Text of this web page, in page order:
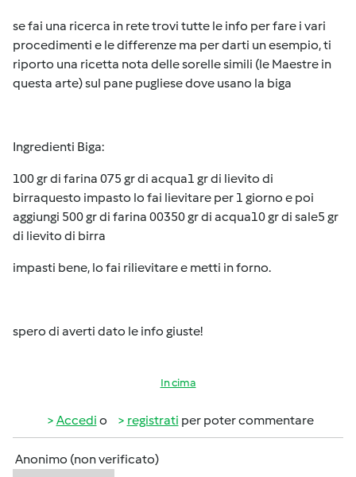
se fai una ricerca in rete trovi tutte le info per fare i vari
procedimenti e le differenze ma per darti un esempio, ti
riporto una ricetta nota delle sorelle simili (le Maestre in
questa arte) sul pane pugliese dove usano la biga
Ingredienti Biga:
100 gr di farina 075 gr di acqua1 gr di lievito di
birraquesto impasto lo fai lievitare per 1 giorno e poi
aggiungi 500 gr di farina 00350 gr di acqua10 gr di sale5 gr
di lievito di birra
impasti bene, lo fai rilievitare e metti in forno.
spero di averti dato le info giuste!
In cima
Accedi o registrati per poter commentare
Anonimo (non verificato)